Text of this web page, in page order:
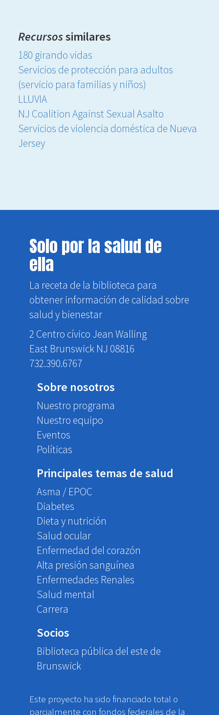
Recursossimilares
180 girando vidas
Servicios de protección para adultos
(servicio para familias y niños)
LLUVIA
NJ Coalition Against Sexual Asalto
Servicios de violencia doméstica de Nueva
Jersey
Solo por la salud de
ella
La receta de la biblioteca para
obtener información de calidad sobre
salud y bienestar
2 Centro cívico Jean Walling
East Brunswick NJ 08816
732.390.6767
Sobre nosotros
Nuestro programa
Nuestro equipo
Eventos
Políticas
Principales temas de salud
Asma / EPOC
Diabetes
Dieta y nutrición
Salud ocular
Enfermedad del corazón
Alta presión sanguínea
Enfermedades Renales
Salud mental
Carrera
Socios
Biblioteca pública del este de
Brunswick
Este proyecto ha sido financiado total o
parcialmente con fondos federales de la